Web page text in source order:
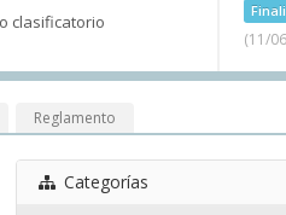
clasificatorio
(11/
Reglamento
Categorías